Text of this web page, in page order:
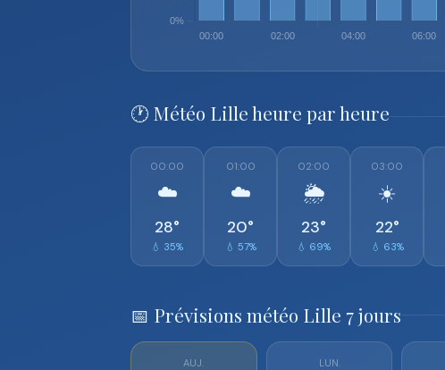
🕐 Météo Lille heure par heure
00:00
☁️
28°
💧 35%
01:00
☁️
20°
💧 57%
02:00
🌦️
23°
💧 69%
03:00
☀️
22°
💧 63%
📅 Prévisions météo Lille 7 jours
AUJ. LUN.